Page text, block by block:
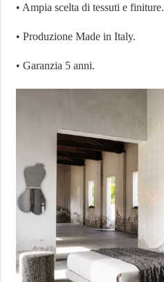
• Ampia scelta di tessuti e finiture.
• Produzione Made in Italy.
• Garanzia 5 anni.